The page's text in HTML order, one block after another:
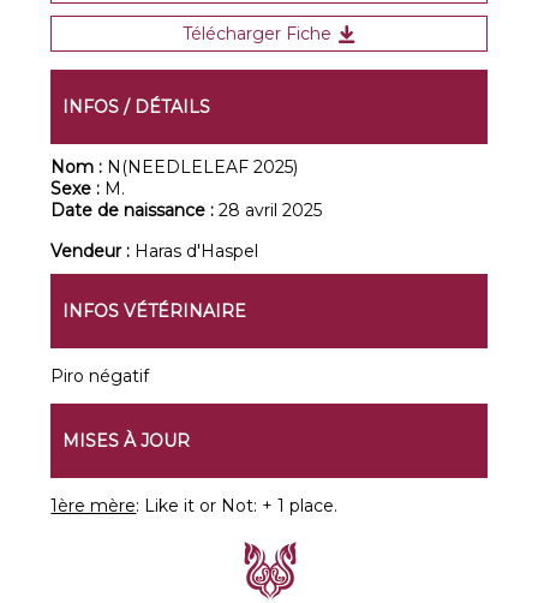
Télécharger Fiche
INFOS / DÉTAILS
Nom : N(NEEDLELEAF 2025)
Sexe : M.
Date de naissance :28 avril 2025
Vendeur : Haras d'Haspel
INFOS VÉTÉRINAIRE
Piro négatif
MISES À JOUR
1ère mère: Like it or Not: + 1 place.